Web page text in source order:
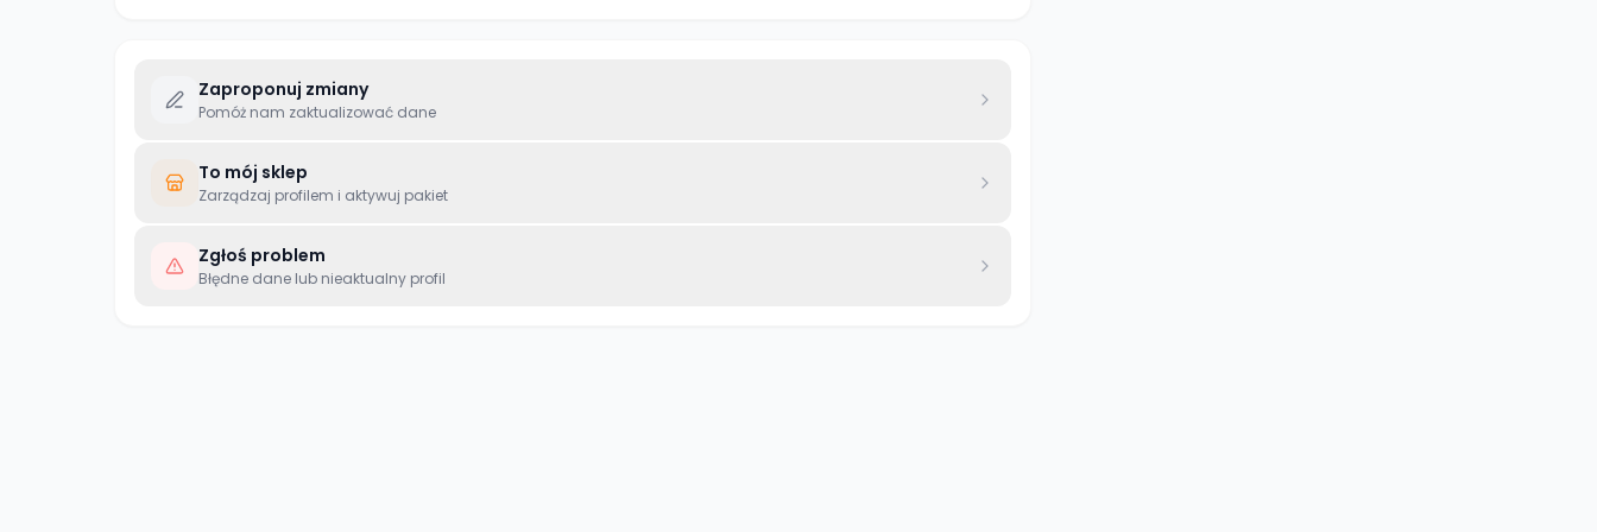
Zaproponuj zmiany
Pomóż nam zaktualizować dane
To mój sklep
Zarządzaj profilem i aktywuj pakiet
Zgłoś problem
Błędne dane lub nieaktualny profil